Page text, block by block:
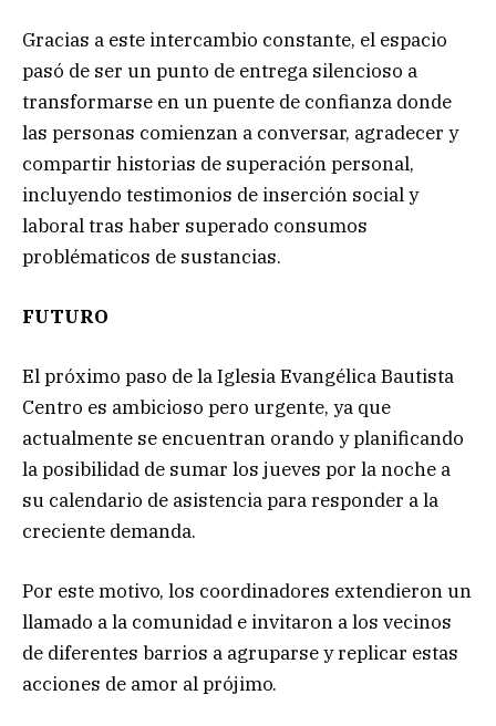
Gracias a este intercambio constante, el espacio
pasó de ser un punto de entrega silencioso a
transformarse en un puente de confianza donde
las personas comienzan a conversar, agradecer y
compartir historias de superación personal,
incluyendo testimonios de inserción social y
laboral tras haber superado consumos
problématicos de sustancias.
FUTURO
El próximo paso de la Iglesia Evangélica Bautista
Centro es ambicioso pero urgente, ya que
actualmente se encuentran orando y planificando
la posibilidad de sumar los jueves por la noche a
su calendario de asistencia para responder a la
creciente demanda.
Por este motivo, los coordinadores extendieron un
llamado a la comunidad e invitaron a los vecinos
de diferentes barrios a agruparse y replicar estas
acciones de amor al prójimo.